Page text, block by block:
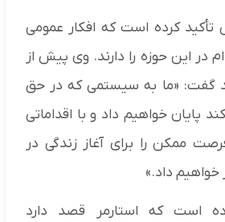
کرده است که افکار عمومی
در این حوزه را دارند. وی پیش از
گفت: «ما به سیستمی که در حق
پایان خواهیم داد و با اقداماتی
ممکن را برای آغاز زندگی در
خواهیم داد.»
است که استارمر قصد دارد